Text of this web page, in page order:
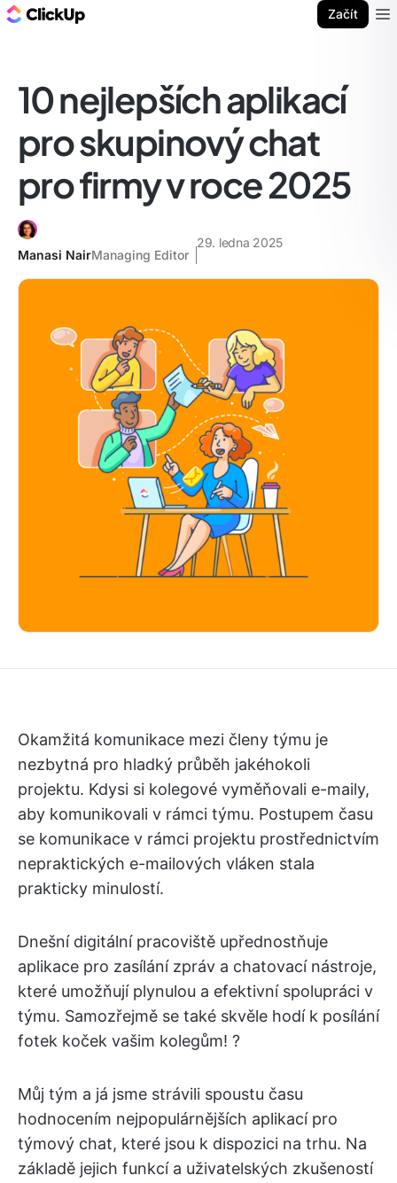
Začít
10 nejlepších aplikací
pro skupinový chat
pro firmy v roce 2025
Manasi NairManaging Editor
29. ledna 2025
Okamžitá komunikace mezi členy týmu je
nezbytná pro hladký průběh jakéhokoli
projektu. Kdysi si kolegové vyměňovali e-maily,
aby komunikovali v rámci týmu. Postupem času
se komunikace v rámci projektu prostřednictvím
nepraktických e-mailových vláken stala
prakticky minulostí.
Dnešní digitální pracoviště upřednostňuje
aplikace pro zasílání zpráv a chatovací nástroje,
které umožňují plynulou a efektivní spolupráci v
týmu. Samozřejmě se také skvěle hodí k posílání
fotek koček vašim kolegům! ?
Můj tým a já jsme strávili spoustu času
hodnocením nejpopulárnějších aplikací pro
týmový chat, které jsou k dispozici na trhu. Na
základě jejich funkcí a uživatelských zkušeností